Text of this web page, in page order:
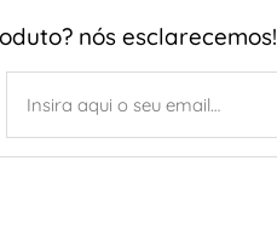
nós esclarecemos!